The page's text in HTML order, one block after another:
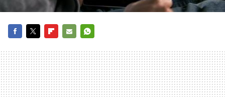
MAIL